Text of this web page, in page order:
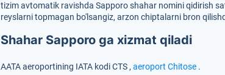
tizim avtomatik ravishda Sapporo shahar nomini qidirish
reyslarni topmagan bo'lsangiz, arzon chiptalarni bron
Shahar Sapporo ga xizmat qiladi
AATA aeroportining IATA kodiCTS , aeroport Chitose .